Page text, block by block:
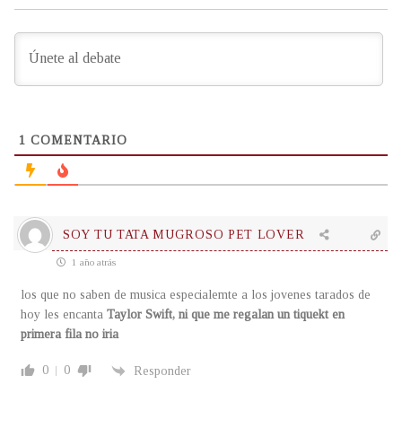
1 COMENTARIO
SOY TU TATA MUGROSO PET LOVER
1 año atrás
los que no saben de musica especialemte a los jovenes tarados de
hoy les encanta Taylor Swift, ni que me regalan un tiquekt en
primera fila no iria
0 0 Responder